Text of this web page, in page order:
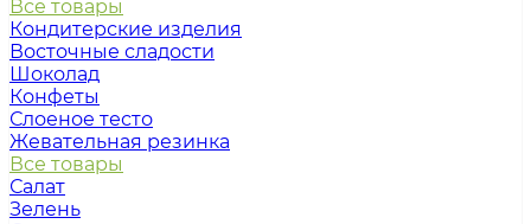
Все товары
Кондитерские изделия
Восточные сладости
Шоколад
Конфеты
Слоеное тесто
Жевательная резинка
Все товары
Салат
Зелень